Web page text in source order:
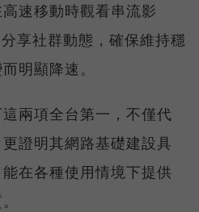
速移動時觀看串流影
享社群動態，確保維持穩
明顯降速。
兩項全台第一，不僅代
證明其網路基礎建設具
在各種使用情境下提供